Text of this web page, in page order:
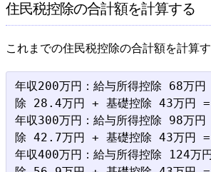
住民税控除の合計額を計算する
これまでの住民税控除の合計額を計算
年収200万円：給与所得控除 68万
除 28.4万円 + 基礎控除 43万円
年収300万円：給与所得控除 98万
除 42.7万円 + 基礎控除 43万円
年収400万円：給与所得控除 124万